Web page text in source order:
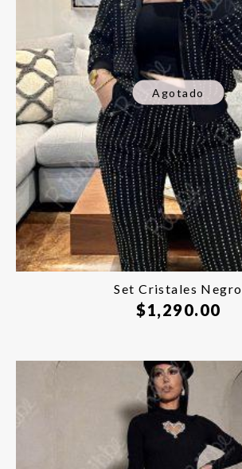
Agotado
Set Cristales Negro
$1,290.00